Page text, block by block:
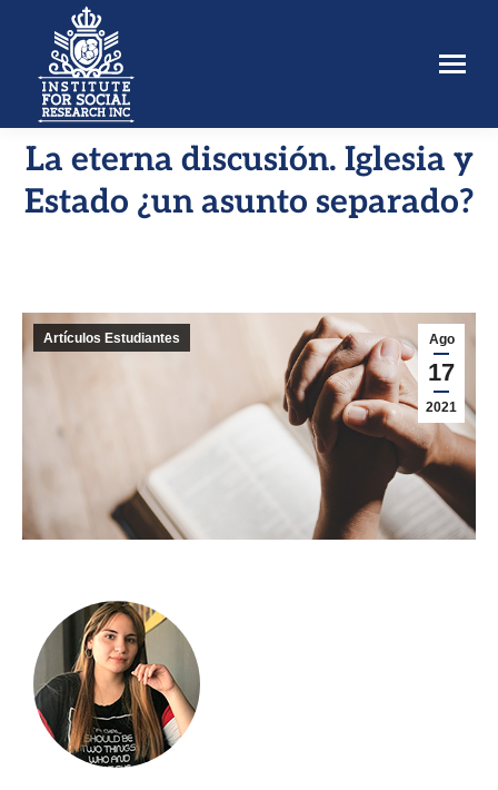
La eterna discusión. Iglesia y
Estado ¿un asunto separado?
Ago
17
2021
Artículos Estudiantes